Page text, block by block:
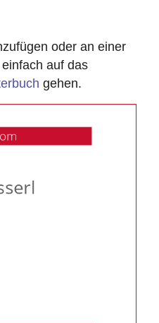
oder an einer
auf das
gehen.